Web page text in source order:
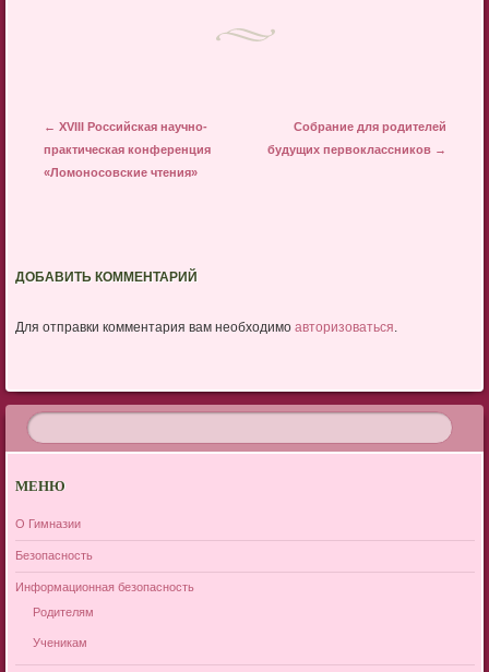
Запись навигация
← XVIII Российская научно-
практическая конференция
«Ломоносовские чтения»
Собрание для родителей
будущих первоклассников →
ДОБАВИТЬ КОММЕНТАРИЙ
Для отправки комментария вам необходимо авторизоваться.
МЕНЮ
О Гимназии
Безопасность
Информационная безопасность
Родителям
Ученикам